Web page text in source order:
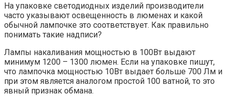
На упаковке светодиодных изделий производители
часто указывают освещенность в люменах и какой
обычной лампочке это соответствует. Как правильно
понимать такие надписи?
Лампы накаливания мощностью в 100Вт выдают
минимум 1200 – 1300 люмен. Если на упаковке пишут,
что лампочка мощностью 10Вт выдает больше 700 Лм и
при этом является аналогом простой 100 ватной, то это
явный признак обмана.